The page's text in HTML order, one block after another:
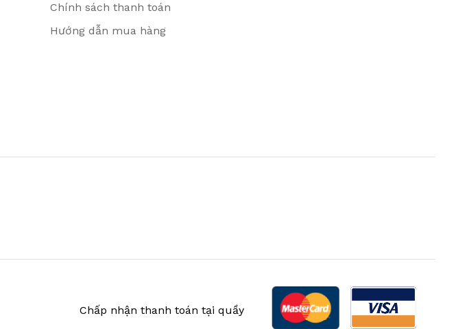
Chính sách thanh toán
Hướng dẫn mua hàng
Chấp nhận thanh toán tại quầy